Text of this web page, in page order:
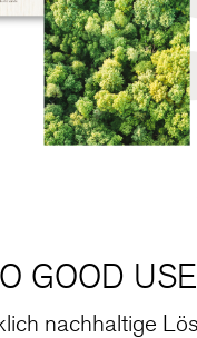
GOOD
nachhaltige